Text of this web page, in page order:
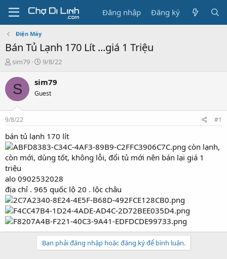
Đăng nhập Đăng ký
Điện Máy
Bán Tủ Lạnh 170 Lít ...giá 1 Triệu
T
r
e
a
s
t
a
r
t
e
r
sim79
N
à
g
9/8/22
S sim79
Guest
9/8/22 #1
bán tủ lạnh 170 lít
còn lạnh,
còn mới, dùng tốt, không lỗi, đổi tủ mới nên bán lại giá 1
triệu
alo 0902532028
địa chỉ . 965 quốc lộ 20 . lộc châu
Bạn phải đăng nhập hoặc đăng ký để bình luận.